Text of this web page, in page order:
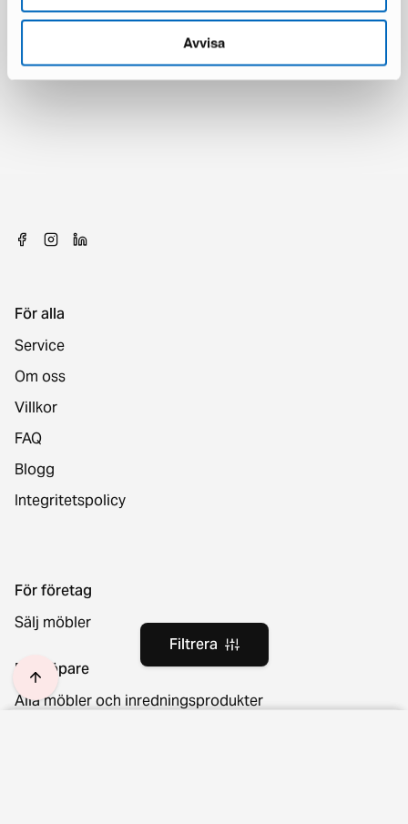
Avvisa
Filtrera
För alla
Service
Om oss
Villkor
FAQ
Blogg
Integritetspolicy
För företag
Sälj möbler
För köpare
Alla möbler och inredningsprodukter